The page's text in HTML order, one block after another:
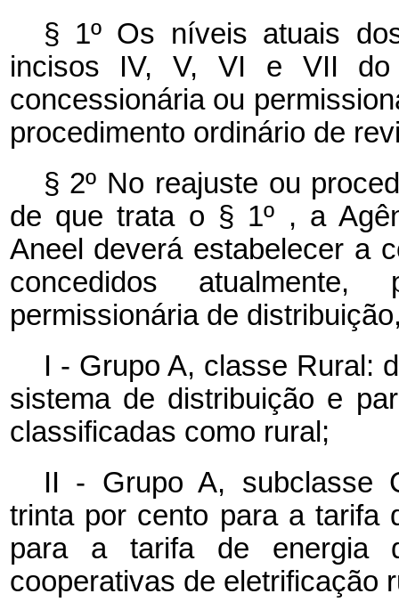
§ 1º Os níveis atuais
incisos IV, V, VI e VII
concessionária ou
procedimento ordinário de
§ 2º No reajuste ou
de que trata o § 1º , a
Aneel deverá estabelecer a
concedidos
permissionária de
I - Grupo A, classe Rural:
sistema de distribuição e
classificadas como rural;
II - Grupo A, subclasse
trinta por cento para a tarifa
para a tarifa de energia
cooperativas de eletrificação